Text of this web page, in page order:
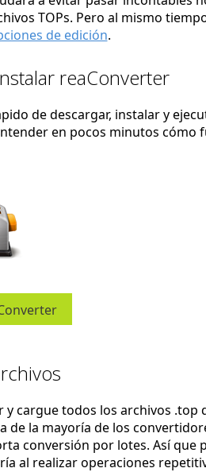
TOPs. Pero al mismo
de edición.
reaConverter
de descargar, instalar y
en pocos minutos cómo
y cargue todos los archivos .top
de la mayoría de los
conversión por lotes. Así que
al realizar operaciones